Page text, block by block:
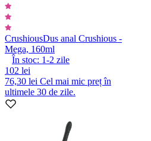
CrushiousDus anal Crushious -
Mega, 160ml
În stoc: 1-2 zile
102 lei
76,30 lei Cel mai mic preț în
ultimele 30 de zile.